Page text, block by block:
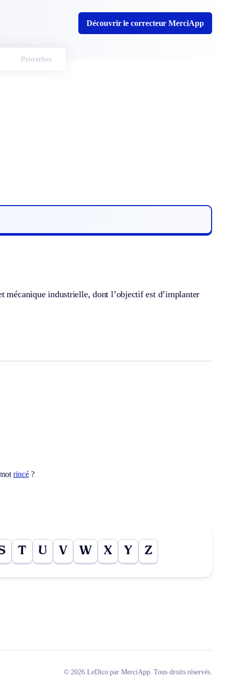
Découvrir le correcteur MerciApp
Proverbes
industrielle, dont l’objectif est d’implanter
rincé?
T U V W X Y Z
© 2026 LeDico par MerciApp. Tous droits réservés.